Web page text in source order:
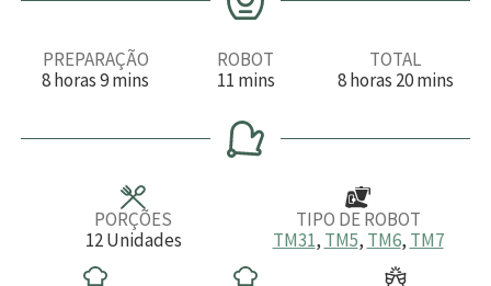
PREPARAÇÃO
8h
a
horas9m
u
mins
ROBOT
11m
n
u
t
mins
TOTAL
8h
a
horas 20m
u
mins
PORÇÕES
12 Unidades
TIPO DE ROBOT
TM31, TM5, TM6, TM7